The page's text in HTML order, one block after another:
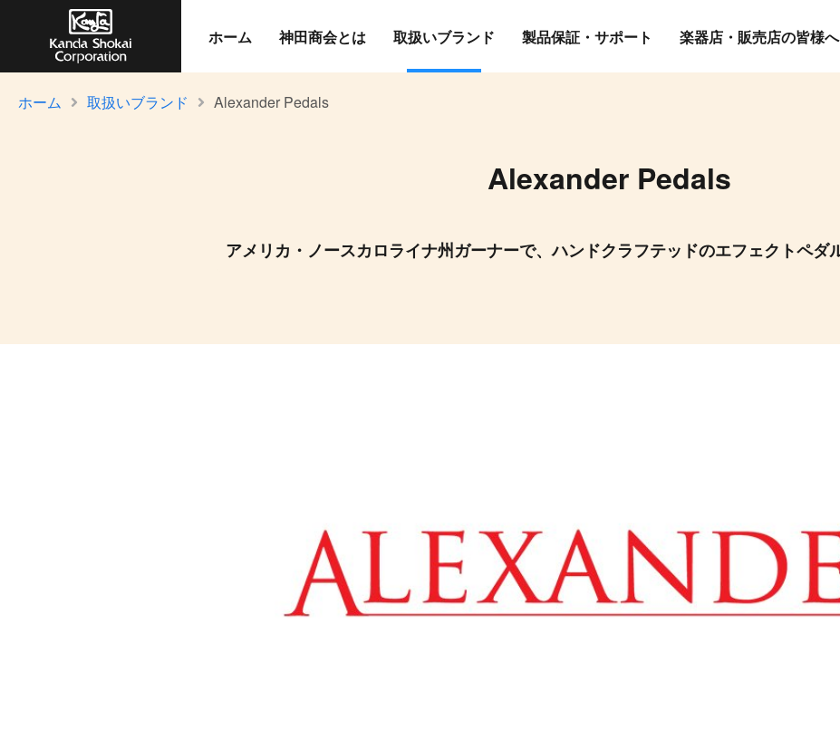
ホーム 神田商会とは 取扱いブランド 製品保証・サポート 楽器店・販売店の皆様へ
ホーム 取扱いブランド Alexander Pedals
Alexander Pedals
アメリカ・ノースカロライナ州ガーナーで、ハンドクラフテッドのエフェクトペダ